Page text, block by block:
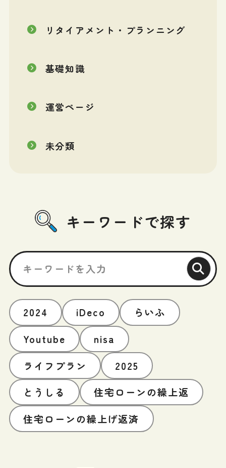
リタイアメント・プランニング
基礎知識
運営ページ
未分類
キーワードで探す
2024 iDeco
らいふ
Youtube
nisa
ライフプラン
2025
とうしる
住宅ローンの繰上返
住宅ローンの繰上げ返済